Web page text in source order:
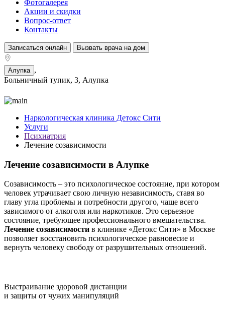
Фотогалерея
Акции и скидки
Вопрос-ответ
Контакты
Записаться онлайн Вызвать врача на дом
Алупка ,
Больничный тупик, 3, Алупка
Наркологическая клиника Детокс Сити
Услуги
Психиатрия
Лечение созависимости
Лечение созависимости в Алупке
Созависимость – это психологическое состояние, при котором
человек утрачивает свою личную независимость, ставя во
главу угла проблемы и потребности другого, чаще всего
зависимого от алкоголя или наркотиков. Это серьезное
состояние, требующее профессионального вмешательства.
Лечение созависимости в клинике «Детокс Сити» в Москве
позволяет восстановить психологическое равновесие и
вернуть человеку свободу от разрушительных отношений.
Выстраивание здоровой дистанции
и защиты от чужих манипуляций